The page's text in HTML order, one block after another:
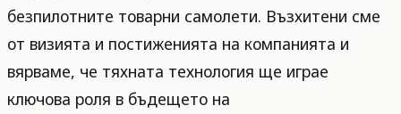
безпилотните товарни самолети. Възхитени сме
от визията и постиженията на компанията и
вярваме, че тяхната технология ще играе
ключова роля в бъдещето на